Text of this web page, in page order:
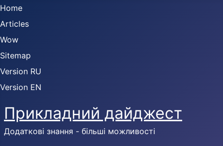
Home
Articles
Wow
Sitemap
Version RU
Version EN
Прикладний дайджест
Додаткові знання - більші можливості